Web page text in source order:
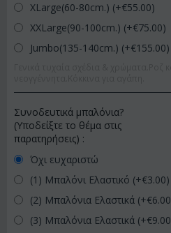
XLarge(60-80cm.) (+€55.00)
XXLarge(90-100cm.) (+€75.00)
Jumbo(135-140cm.) (+€155.00)
Συνοδευτικά μπαλόνια?
(Υποδείξτε το θέμα στις
παρατηρήσεις) :
Όχι ευχαριστώ
(1) Μπαλόνι Ελαστικό (+€3.00)
(2) Μπαλόνια Ελαστικά (+€6.00
(3) Μπαλόνια Ελαστικά (+€9.00